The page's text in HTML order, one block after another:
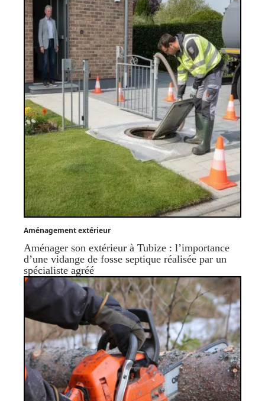
Aménagement extérieur
Aménager son extérieur à Tubize : l’importance
d’une vidange de fosse septique réalisée par un
spécialiste agréé